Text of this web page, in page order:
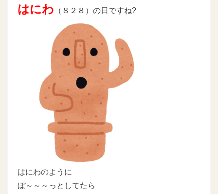
はにわ （８２８）の日ですね?
はにわのように
ぼ～～～っとしてたら